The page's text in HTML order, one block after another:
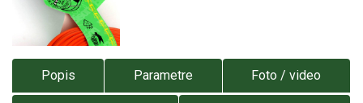
Popis Parametre Foto / video